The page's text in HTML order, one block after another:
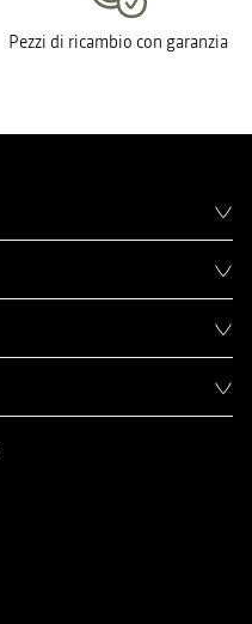
Pezzi di ricambio con garanzia